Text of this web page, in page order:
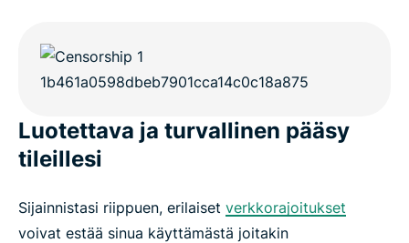
Luotettava ja turvallinen pääsy
tileillesi
Sijainnistasi riippuen, erilaiset verkkorajoitukset
voivat estää sinua käyttämästä joitakin